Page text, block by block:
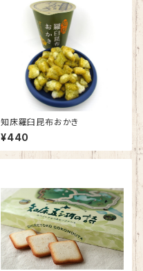
知床羅臼昆布おかき
¥440